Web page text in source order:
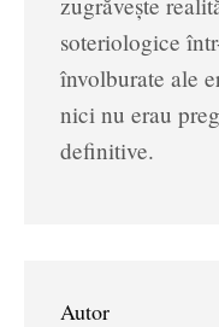
soteriologice
învolburate ale
nici nu erau
definitive.
Autor